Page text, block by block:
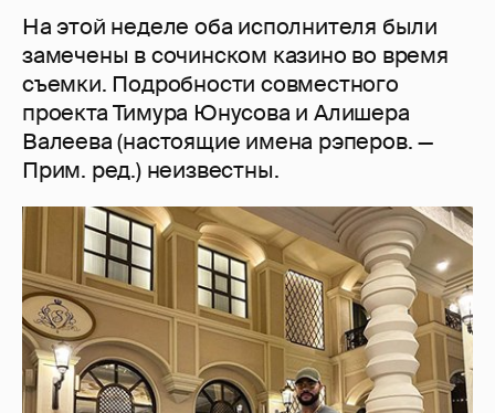
На этой неделе оба исполнителя были
замечены в сочинском казино во время
съемки. Подробности совместного
проекта Тимура Юнусова и Алишера
Валеева (настоящие имена рэперов. —
Прим. ред.) неизвестны.